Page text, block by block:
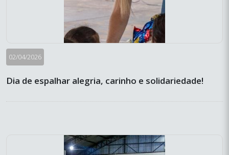
02/04/2026
Dia de espalhar alegria, carinho e solidariedade!